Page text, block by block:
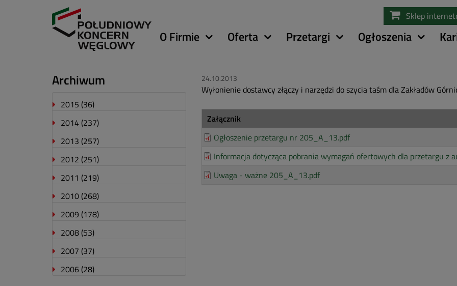
treści
Sklep
Główna
O Firmie Oferta Przetargi Ogłoszenia
24.10.2013
Wyłonienie dostawcy złączy i narzędzi do szycia taśm dla Zakładów
Załącznik
Ogłoszenie przetargu nr 205_A_13.pdf
Informacja dotycząca pobrania wymagań ofertowych dla przetargu z
Uwaga - ważne 205_A_13.pdf
Archiwum
2015 (36)
2014 (237)
2013 (257)
2012 (251)
2011 (219)
2010 (268)
2009 (178)
2008 (53)
2007 (37)
2006 (28)